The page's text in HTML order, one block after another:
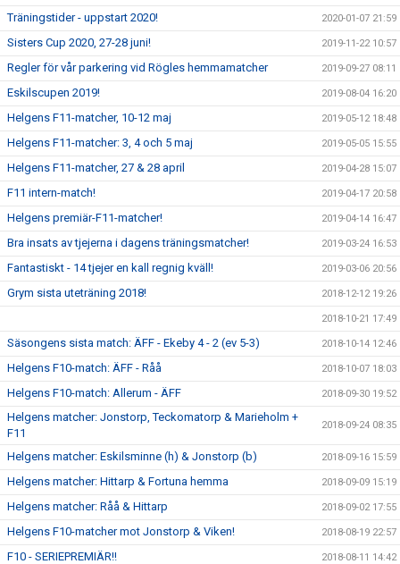
Träningstider - uppstart 2020! 2020-01-07 21:59
Sisters Cup 2020, 27-28 juni! 2019-11-22 10:57
Regler för vår parkering vid Rögles hemmamatcher 2019-09-27 08:11
Eskilscupen 2019! 2019-08-04 16:20
Helgens F11-matcher, 10-12 maj 2019-05-12 18:48
Helgens F11-matcher: 3, 4 och 5 maj 2019-05-05 15:55
Helgens F11-matcher, 27 & 28 april 2019-04-28 15:07
F11 intern-match! 2019-04-17 20:58
Helgens premiär-F11-matcher! 2019-04-14 16:47
Bra insats av tjejerna i dagens träningsmatcher! 2019-03-24 16:53
Fantastiskt - 14 tjejer en kall regnig kväll! 2019-03-06 20:56
Grym sista uteträning 2018! 2018-12-12 19:26
2018-10-21 17:49
Säsongens sista match: ÄFF - Ekeby 4 - 2 (ev 5-3) 2018-10-14 12:46
Helgens F10-match: ÄFF - Råå 2018-10-07 18:03
Helgens F10-match: Allerum - ÄFF 2018-09-30 19:52
Helgens matcher: Jonstorp, Teckomatorp & Marieholm +
F11
2018-09-24 08:35
Helgens matcher: Eskilsminne (h) & Jonstorp (b) 2018-09-16 15:59
Helgens matcher: Hittarp & Fortuna hemma 2018-09-09 15:19
Helgens matcher: Råå & Hittarp 2018-09-02 17:55
Helgens F10-matcher mot Jonstorp & Viken! 2018-08-19 22:57
F10 - SERIEPREMIÄR!! 2018-08-11 14:42